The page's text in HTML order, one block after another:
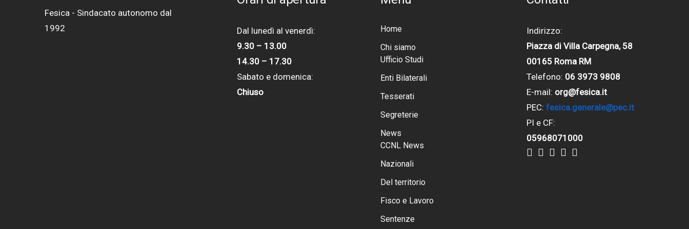
Fesica - Sindacato autonomo dal
1992
Dal lunedì al venerdì:
9.30 – 13.00
14.30 – 17.30
Sabato e domenica:
Chiuso
Home
Chi siamo
Ufficio Studi
Enti Bilaterali
Tesserati
Segreterie
News
CCNL News
Nazionali
Del territorio
Fisco e Lavoro
Sentenze
Indirizzo:
Piazza di Villa Carpegna, 58
00165 Roma RM
Telefono: 06 3973 9808
E-mail: org@fesica.it
PEC: fesica.generale@pec.it
PI e CF:
05968071000